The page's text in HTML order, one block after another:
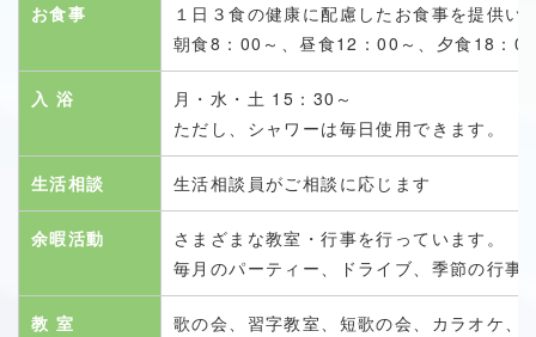
お食事
１日３食の健康に配慮したお食事を提供い
朝食8：00～、昼食12：00～、夕食18：
入 浴
月・水・土 15：30～
ただし、シャワーは毎日使用できます。
生活相談 生活相談員がご相談に応じます
余暇活動
さまざまな教室・行事を行っています。
毎月のパーティー、ドライブ、季節の行事
教 室 歌の会、習字教室、短歌の会、カラオケ、